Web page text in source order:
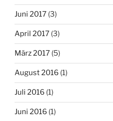
Juni 2017 (3)
April 2017 (3)
März 2017 (5)
August 2016 (1)
Juli 2016 (1)
Juni 2016 (1)